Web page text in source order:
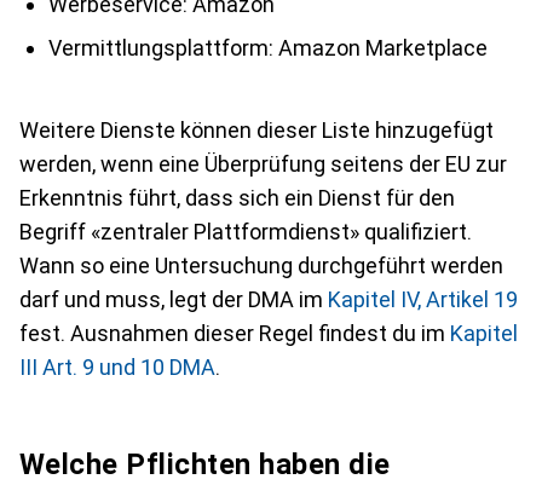
Vermittlungsplattform: Amazon Marketplace
Weitere Dienste können dieser Liste hinzugefügt
werden, wenn eine Überprüfung seitens der EU zur
Erkenntnis führt, dass sich ein Dienst für den
Begriff «zentraler Plattformdienst» qualifiziert.
Wann so eine Untersuchung durchgeführt werden
darf und muss, legt der DMA im Kapitel IV, Artikel 19
fest. Ausnahmen dieser Regel findest du im Kapitel
III Art. 9 und 10 DMA.
Welche Pflichten haben die